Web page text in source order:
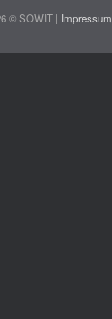
© SOWIT | Impressum